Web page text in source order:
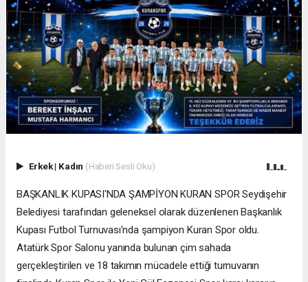
Erkek| Kadın (Haberi Sesli Oku)
BAŞKANLIK KUPASI'NDA ŞAMPİYON KURAN SPOR Seydişehir
Belediyesi tarafından geleneksel olarak düzenlenen Başkanlık
Kupası Futbol Turnuvası'nda şampiyon Kuran Spor oldu.
Atatürk Spor Salonu yanında bulunan çim sahada
gerçekleştirilen ve 18 takımın mücadele ettiği turnuvanın